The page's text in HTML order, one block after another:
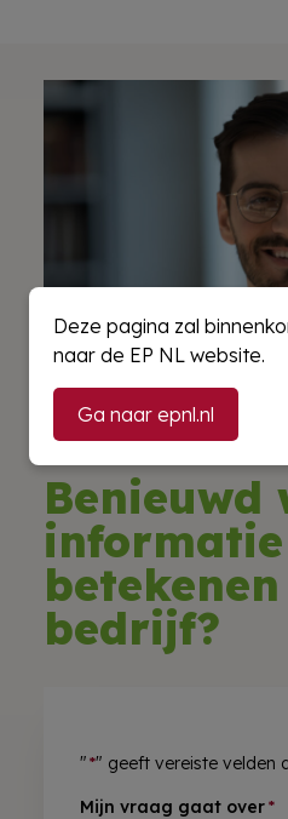
Benieuwd
bedrijf?
"*" geeft vereiste velden
Mijn vraag gaat over*
Deze pagina zal
naar de EP NL website.
Ga naar epnl.nl